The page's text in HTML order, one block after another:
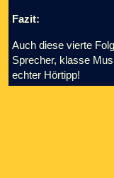
Fazit:
Auch diese vierte
Sprecher, klasse
echter Hörtipp!